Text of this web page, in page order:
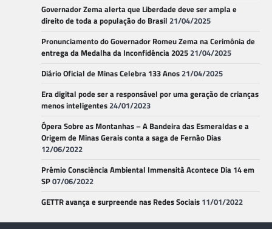
Governador Zema alerta que Liberdade deve ser ampla e
direito de toda a população do Brasil 21/04/2025
Pronunciamento do Governador Romeu Zema na Cerimônia de
entrega da Medalha da Inconfidência 202521/04/2025
Diário Oficial de Minas Celebra 133 Anos21/04/2025
Era digital pode ser a responsável por uma geração de crianças
menos inteligentes24/01/2023
Ópera Sobre as Montanhas – A Bandeira das Esmeraldas e a
Origem de Minas Gerais conta a saga de Fernão Dias
12/06/2022
Prêmio Consciência Ambiental Immensità Acontece Dia 14 em
SP07/06/2022
GETTR avança e surpreende nas Redes Sociais 11/01/2022